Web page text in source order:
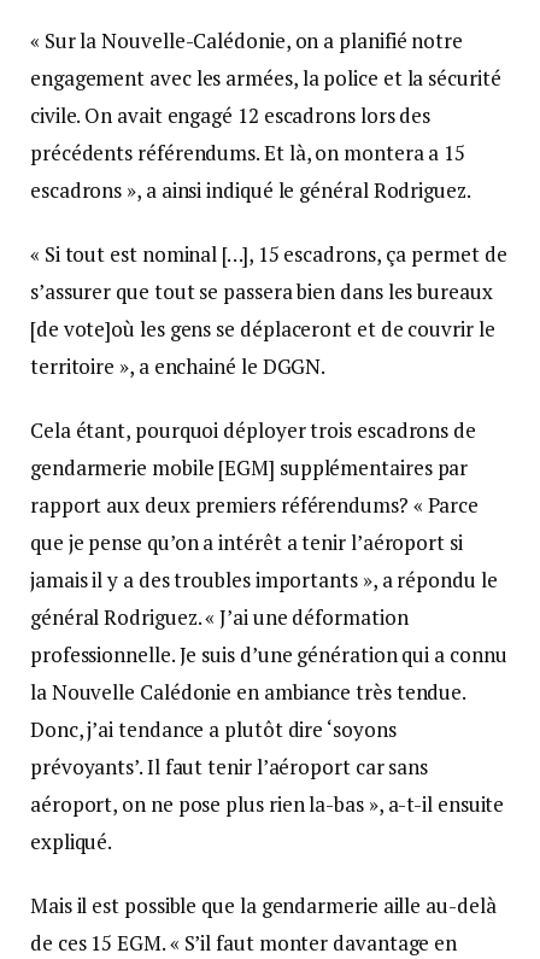
« Sur la Nouvelle-Calédonie, on a planifié notre
engagement avec les armées, la police et la sécurité
civile. On avait engagé 12 escadrons lors des
précédents référendums. Et là, on montera а 15
escadrons », a ainsi indiqué le général Rodriguez.
« Si tout est nominal […], 15 escadrons, ça permet de
s’assurer que tout se passera bien dans les bureaux
[de vote]où les gens se déplaceront et de couvrir le
territoire », a enchainé le DGGN.
Cela étant, pourquoi déployer trois escadrons de
gendarmerie mobile [EGM] supplémentaires par
rapport aux deux premiers référendums? « Parce
que je pense qu’on a intérêt а tenir l’aéroport si
jamais il y a des troubles importants », a répondu le
général Rodriguez. « J’ai une déformation
professionnelle. Je suis d’une génération qui a connu
la Nouvelle Calédonie en ambiance très tendue.
Donc, j’ai tendance а plutôt dire ‘soyons
prévoyants’. Il faut tenir l’aéroport car sans
aéroport, on ne pose plus rien lа-bas », a-t-il ensuite
expliqué.
Mais il est possible que la gendarmerie aille au-delà
de ces 15 EGM. « S’il faut monter davantage en